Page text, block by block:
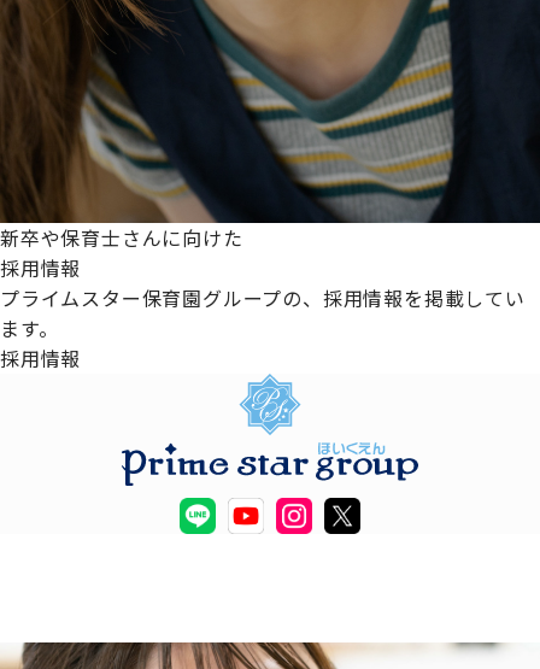
新卒や保育士さんに向けた
採用情報
プライムスター保育園グループの、採用情報を掲載してい
ます。
採用情報